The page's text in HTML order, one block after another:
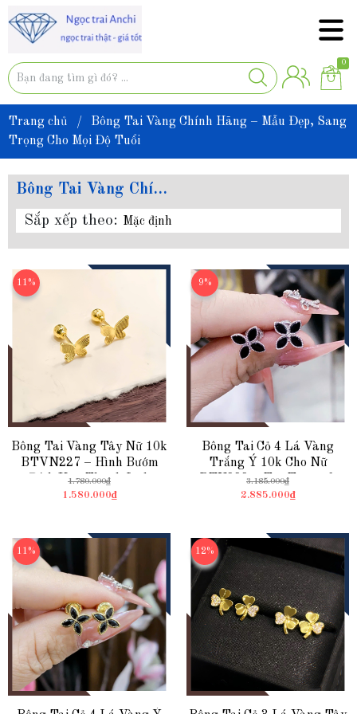
0
Trang chủ /
Bông Tai Vàng Chính Hãng – Mẫu Đẹp, Sang
Trọng Cho Mọi Độ Tuổi
Bông Tai Vàng Chính Hãng – Mẫu Đẹp, Sang Trọng Cho Mọi Độ Tuổi
Sắp xếp theo: Mặc định
11%
Bông Tai Vàng Tây Nữ 10k
BTVN227 – Hình Bướm
Đích Vặn Thanh Lịch
1.780.000₫
1.580.000₫
9%
Bông Tai Cỏ 4 Lá Vàng
Trắng Ý 10k Cho Nữ
BTV222 – Trẻ Trung &
Hiện Đại, Mang Phong Cách
3.185.000₫
2.885.000₫
11% 12%